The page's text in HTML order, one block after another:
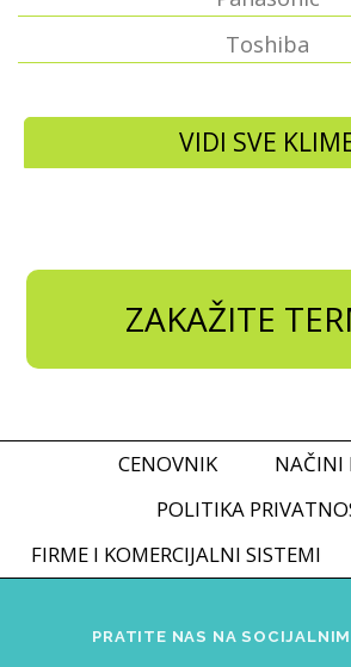
Toshiba
VIDI SVE
ZAKAŽITE
CENOVNIK
NAČINI
POLITIKA
FIRME I KOMERCIJALNI SISTEMI
PRATITE NAS NA